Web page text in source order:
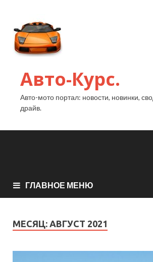
Авто-Курс.
Авто-мото портал: новости, новинки,
драйв.
ГЛАВНОЕ МЕНЮ
МЕСЯЦ: АВГУСТ 2021